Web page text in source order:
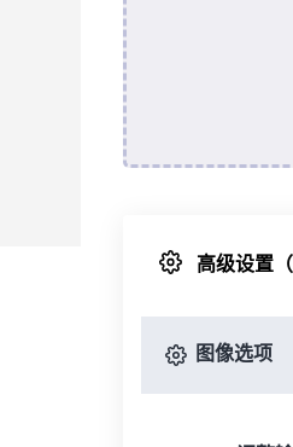
高级设置
图像选项